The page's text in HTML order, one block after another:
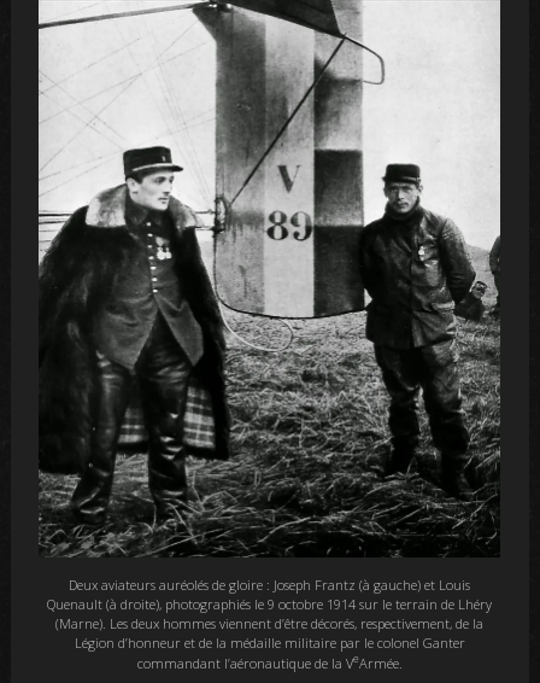
Deux aviateurs auréolés de gloire : Joseph Frantz (à gauche) et Louis
Quenault (à droite), photographiés le 9 octobre 1914 sur le terrain de Lhéry
(Marne). Les deux hommes viennent d’être décorés, respectivement, de la
Légion d’honneur et de la médaille militaire par le colonel Ganter
commandant l’aéronautique de la VeArmée.